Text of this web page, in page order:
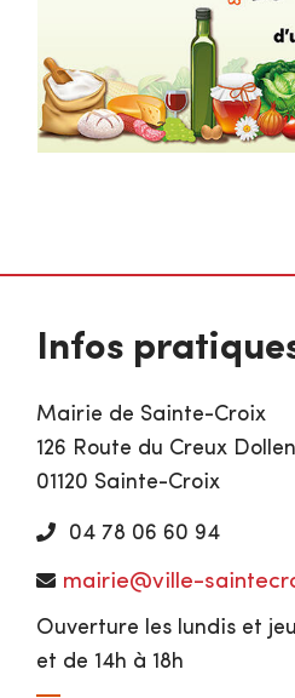
Infos
Mairie de Sainte-Croix
126 Route du Creux
01120 Sainte-Croix
04 78 06 60 94
mairie@ville-
Ouverture les lundis et
et de 14h à 18h